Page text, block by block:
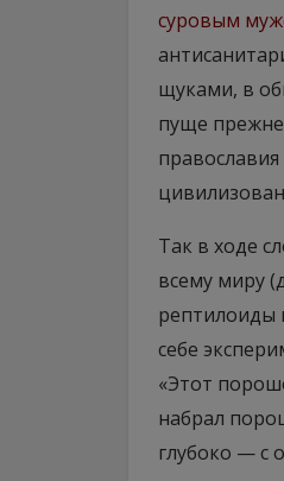
суровым
щуками, в
пуще
Так в ходе
всему миру
рептилоиды
себе
«Этот
набрал
глубоко — с